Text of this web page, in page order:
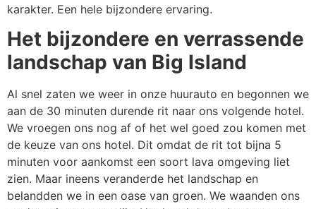
karakter. Een hele bijzondere ervaring.
Het bijzondere en verrassende
landschap van Big Island
Al snel zaten we weer in onze huurauto en begonnen we
aan de 30 minuten durende rit naar ons volgende hotel.
We vroegen ons nog af of het wel goed zou komen met
de keuze van ons hotel. Dit omdat de rit tot bijna 5
minuten voor aankomst een soort lava omgeving liet
zien. Maar ineens veranderde het landschap en
belandden we in een oase van groen. We waanden ons